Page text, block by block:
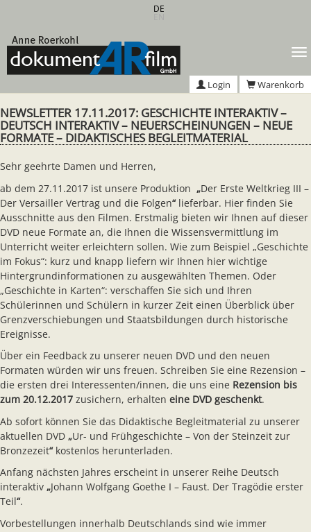
springen
DE
Login Warenkorb
NEWSLETTER 17.11.2017: GESCHICHTE INTERAKTIV –
DEUTSCH INTERAKTIV – NEUERSCHEINUNGEN – NEUE
FORMATE – DIDAKTISCHES BEGLEITMATERIAL
Sehr geehrte Damen und Herren,
ab dem 27.11.2017 ist unsere Produktion „Der Erste Weltkrieg III –
Der Versailler Vertrag und die Folgen“lieferbar. Hier finden Sie
Ausschnitte aus den Filmen. Erstmalig bieten wir Ihnen auf dieser
DVD neue Formate an, die Ihnen die Wissensvermittlung im
Unterricht weiter erleichtern sollen. Wie zum Beispiel „Geschichte
im Fokus“: kurz und knapp liefern wir Ihnen hier wichtige
Hintergrundinformationen zu ausgewählten Themen. Oder
„Geschichte in Karten“: verschaffen Sie sich und Ihren
Schülerinnen und Schülern in kurzer Zeit einen Überblick über
Grenzverschiebungen und Staatsbildungen durch historische
Ereignisse.
Über ein Feedback zu unserer neuen DVD und den neuen
Formaten würden wir uns freuen. Schreiben Sie eine Rezension –
die ersten drei Interessenten/innen, die uns eine Rezension bis
zum 20.12.2017 zusichern, erhalten eine DVD geschenkt.
Ab sofort können Sie das Didaktische Begleitmaterial zu unserer
aktuellen DVD „Ur- und Frühgeschichte – Von der Steinzeit zur
Bronzezeit“ kostenlos herunterladen.
Anfang nächsten Jahres erscheint in unserer Reihe Deutsch
interaktiv „Johann Wolfgang Goethe I – Faust. Der Tragödie erster
Teil“.
Vorbestellungen innerhalb Deutschlands sind wie immer